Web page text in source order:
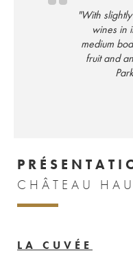
"With
wines in
medium
fruit and
LA CUVÉE